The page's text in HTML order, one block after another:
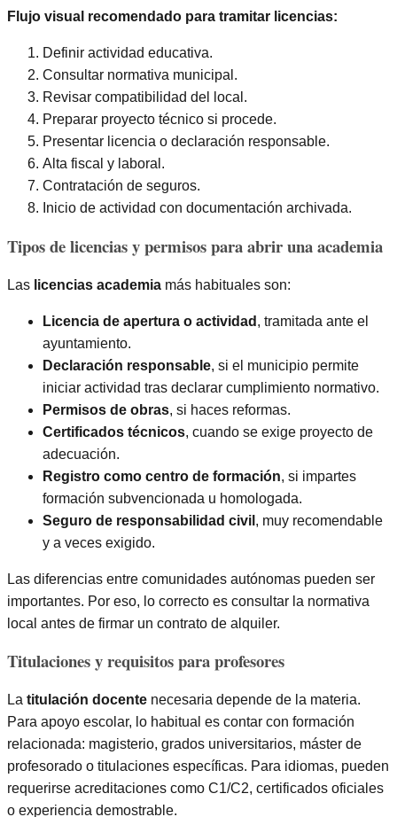
Flujo visual recomendado para tramitar licencias:
Definir actividad educativa.
Consultar normativa municipal.
Revisar compatibilidad del local.
Preparar proyecto técnico si procede.
Presentar licencia o declaración responsable.
Alta fiscal y laboral.
Contratación de seguros.
Inicio de actividad con documentación archivada.
Tipos de licencias y permisos para abrir una academia
Las licencias academia más habituales son:
Licencia de apertura o actividad , tramitada ante el
ayuntamiento.
Declaración responsable, si el municipio permite
iniciar actividad tras declarar cumplimiento normativo.
Permisos de obras, si haces reformas.
Certificados técnicos, cuando se exige proyecto de
adecuación.
Registro como centro de formación, si impartes
formación subvencionada u homologada.
Seguro de responsabilidad civil , muy recomendable
y a veces exigido.
Las diferencias entre comunidades autónomas pueden ser
importantes. Por eso, lo correcto es consultar la normativa
local antes de firmar un contrato de alquiler.
Titulaciones y requisitos para profesores
La titulación docente necesaria depende de la materia.
Para apoyo escolar, lo habitual es contar con formación
relacionada: magisterio, grados universitarios, máster de
profesorado o titulaciones específicas. Para idiomas, pueden
requerirse acreditaciones como C1/C2, certificados oficiales
o experiencia demostrable.